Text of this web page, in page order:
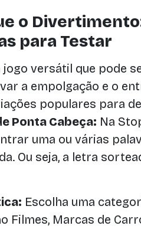
o
para Testar
jogo versátil que pode
a empolgação e o
populares para
Ponta Cabeça: Na
uma ou várias
Ou seja, a letra
Escolha uma
Filmes, Marcas de